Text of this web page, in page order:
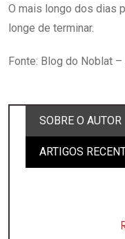
O mais longo dos dias
longe de terminar.
Fonte: Blog do Noblat
SOBRE O AUTOR
ARTIGOS